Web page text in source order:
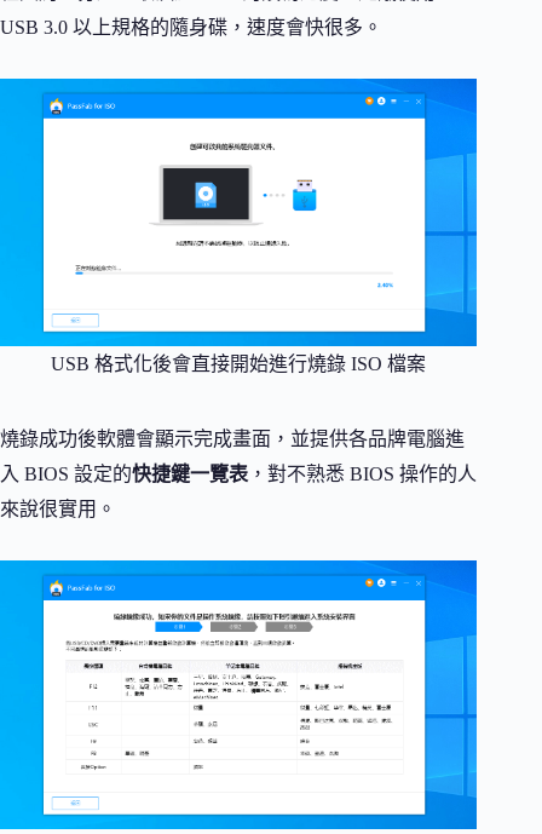
USB 3.0 以上規格的隨身碟，速度會快很多。
USB 格式化後會直接開始進行燒錄 ISO 檔案
燒錄成功後軟體會顯示完成畫面，並提供各品牌電腦進
入 BIOS 設定的快捷鍵一覽表 ，對不熟悉 BIOS 操作的人
來說很實用。